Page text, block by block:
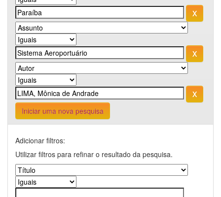
Iniciar uma nova pesquisa
Adicionar filtros:
Utilizar filtros para refinar o resultado da pesquisa.